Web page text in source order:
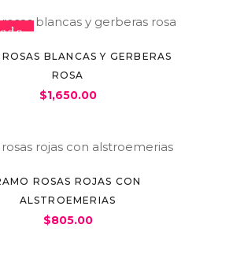
BLANCAS Y GERBERAS
ROSA
$1,650.00
ROSAS ROJAS CON
ALSTROEMERIAS
$805.00